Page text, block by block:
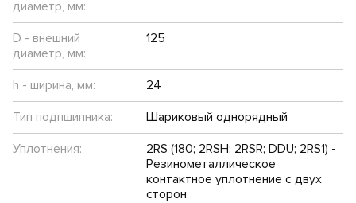
диаметр, мм:
D - внешний
диаметр, мм:
125
h - ширина, мм:
24
Тип подпшипника:
Шариковый однорядный
Уплотнения:
2RS (180; 2RSH; 2RSR; DDU; 2RS1) -
Резинометаллическое
контактное уплотнение с двух
сторон